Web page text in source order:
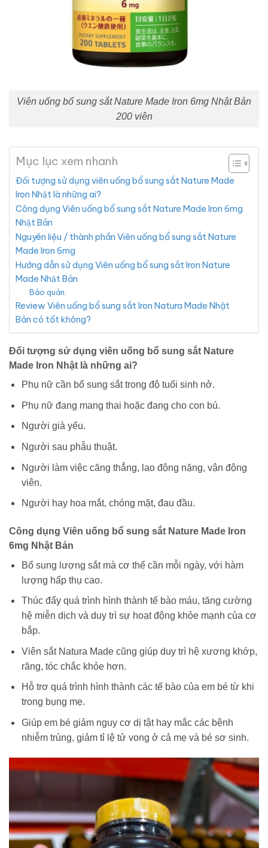
Viên uống bổ sung sắt Nature Made Iron 6mg Nhật Bản
200 viên
Mục lục xem nhanh
Đối tượng sử dụng viên uống bổ sung sắt Nature Made
Iron Nhật là những ai?
Công dụng Viên uống bổ sung sắt Nature Made Iron 6mg
Nhật Bản
Nguyên liệu / thành phần Viên uống bổ sung sắt Nature
Made Iron 6mg
Hướng dẫn sử dụng Viên uống bổ sung sắt Iron Nature
Made Nhật Bản
Bảo quản:
Review Viên uống bổ sung sắt Iron Natura Made Nhật
Bản có tốt không?
Đối tượng sử dụng viên uống bổ sung sắt Nature
Made Iron Nhật là những ai?
Phụ nữ cần bổ sung sắt trong độ tuổi sinh nở.
Phụ nữ đang mang thai hoặc đang cho con bú.
Người già yếu.
Người sau phẫu thuật.
Người làm việc căng thẳng, lao động nặng, vận động
viên.
Người hay hoa mắt, chóng mặt, đau đầu.
Công dụng Viên uống bổ sung sắt Nature Made Iron
6mg Nhật Bản
Bổ sung lượng sắt mà cơ thể cần mỗi ngày, với hàm
lượng hấp thụ cao.
Thúc đẩy quá trình hình thành tế bào máu, tăng cường
hệ miễn dịch và duy trì sự hoạt động khỏe mạnh của cơ
bắp.
Viên sắt Natura Made cũng giúp duy trì hệ xương khớp,
răng, tóc chắc khỏe hơn.
Hỗ trơ quá trình hình thành các tế bào của em bé từ khi
trong bụng mẹ.
Giúp em bé giảm nguy cơ dị tật hay mắc các bệnh
nhiễm trùng, giảm tỉ lệ tử vong ở cả mẹ và bé sơ sinh.